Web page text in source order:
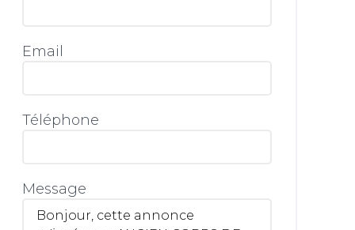
Email
Téléphone
Message